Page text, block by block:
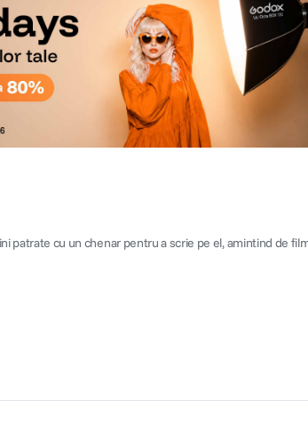
patrate cu un chenar pentru a scrie pe el, amintind